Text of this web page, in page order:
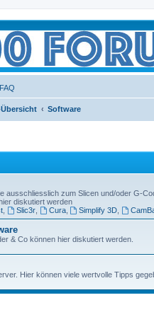
FAQ
Software
ausschliesslich zum Slicen und/oder G-
diskutiert werden
, Slic3r, Cura, Simplify 3D
& Co können hier diskutiert werden.
Hier können viele wertvolle Tipps